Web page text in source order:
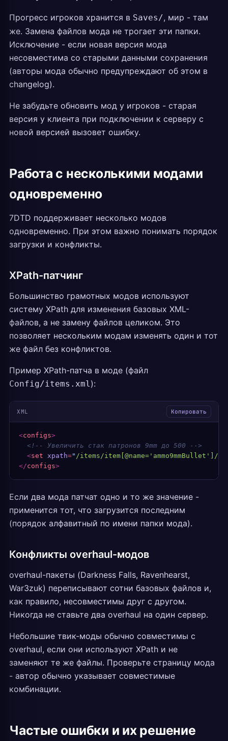
Прогресс игроков хранится в Saves/, мир - там
же. Замена файлов мода не трогает эти папки.
Исключение - если новая версия мода
несовместима со старыми данными сохранения
(авторы мода обычно предупреждают об этом в
changelog).
Не забудьте обновить мод у игроков - старая
версия у клиента при подключении к серверу с
новой версией вызовет ошибку.
Работа с несколькими модами
одновременно
7DTD поддерживает несколько модов
одновременно. При этом важно понимать порядок
загрузки и конфликты.
XPath-патчинг
Большинство грамотных модов используют
систему XPath для изменения базовых XML-
файлов, а не замену файлов целиком. Это
позволяет нескольким модам изменять один и тот
же файл без конфликтов.
Пример XPath-патча в моде (файл
Config/items.xml):
XML Копировать
<configs>
  <!-- Увеличить стак патронов 9mm до 500 -->
  <
set xpath=" /items/item[@name='ammo9mmBullet']/
</configs>
Если два мода патчат одно и то же значение -
применится тот, что загрузится последним
(порядок алфавитный по имени папки мода).
Конфликты overhaul-модов
overhaul-пакеты (Darkness Falls, Ravenhearst,
War3zuk) переписывают сотни базовых файлов и,
как правило, несовместимы друг с другом.
Никогда не ставьте два overhaul на один сервер.
Небольшие твик-моды обычно совместимы с
overhaul, если они используют XPath и не
заменяют те же файлы. Проверьте страницу мода
- автор обычно указывает совместимые
комбинации.
Частые ошибки и их решение